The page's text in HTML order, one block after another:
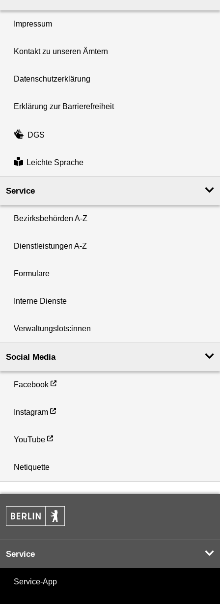
Impressum
Kontakt zu unseren Ämtern
Datenschutzerklärung
Erklärung zur Barrierefreiheit
DGS
Leichte Sprache
Service
Bezirksbehörden A-Z
Dienstleistungen A-Z
Formulare
Interne Dienste
Verwaltungslots:innen
Social Media
Facebook
Instagram
YouTube
Netiquette
Service
Service-App